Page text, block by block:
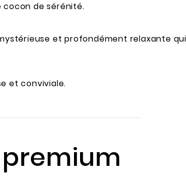
cocon de sérénité.
et profondément relaxante
et conviviale.